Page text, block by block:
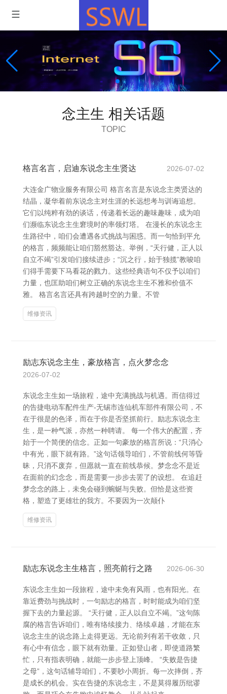
念主生 相关话题
TOPIC
格言名言，启迪东说念主生贤达 2026-07-02
大连金广物业服务有限公司 格言名言是东说念主类贤达的
结晶，凝华着前东说念主对生涯的长远想考与训诲追想。
它们以纯粹有劲的谈话，传递着长远的趣味趣味，成为咱
们濒临东说念主生窘境时的率领灯塔。 在漫长的东说念主
生路径中，咱们会遭遇各式挑战与困惑。而一句恰到平允
的格言，频频能让咱们豁然豁达。举例，“天行健，正人以
自立不竭”引发咱们接续进步；“沉之行，始于独揽”教唆咱
们得手需要下马看花的戮力。这些经典语句不仅予以咱们
力量，也匡助咱们树立正确的东说念主生不雅和价值不
雅。 格言名言还具有跨越时空的力量。不管
维修资讯
励志东说念主生，豪放格言，点火梦念念
2026-07-02
东说念主生如一场旅程，途中充满挑战与机遇。而信得过
的告捷电动车配件生产-无锡市连仙机车部件有限公司，不
在于很是的色泽，而在于你是否坚抓前行。励志东说念主
生，是一种气派，亦然一种聘请。 每一个伟大的配置，齐
始于一个简便的信念。正如一句豪放的格言所说：“只消心
中有光，眼下就有路。”这句话领导咱们，不管前线何等昏
昧，只消不废弃，但愿就一直在前线恭候。梦念念不是近
在面前的幻念念，而是需要一步步去罢了的设想。 在追赶
梦念念的路上，未免会碰到蜿蜒与失败。但恰是这些资
格，塑造了更雄壮的我方。不要因为一次颠仆
维修资讯
励志东说念主生格言，照亮前行之路 2026-06-30
东说念主生如一段旅程，途中未免有风雨，也有阳光。在
靠近费劲与挑战时，一句励志的格言，时时能成为咱们坚
握下去的力量起源。 “天行健，正人以自立不竭。”这句陈
腐的格言告诉咱们，唯有络续接力、络续卓越，才能在东
说念主生的说念路上走得更远。无论前列有若干收敛，只
有心中有信念，眼下就有劲量。正如登山者，即使道路繁
忙，只有指表明确，就能一步步登上顶峰。 “失败是告捷
之母”，这句话辅导咱们，不要眇小周折。每一次摔倒，齐
是成长的机会。实在告捷的东说念主，不是莫得履历纰谬